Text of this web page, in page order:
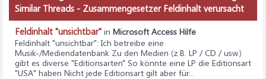
Similar Threads - Zusammengesetzer Feldinhalt verursacht
Feldinhalt "unsichtbar" in Microsoft Access Hilfe
Feldinhalt "unsichtbar": Ich betreibe eine
Musik-/Mediendatenbank Zu den Medien (z.B. LP / CD / usw.)
gibt es diverse "Editionsarten" So könnte eine LP die Editionsart
"USA" haben Nicht jede Editionsart gilt aber für...